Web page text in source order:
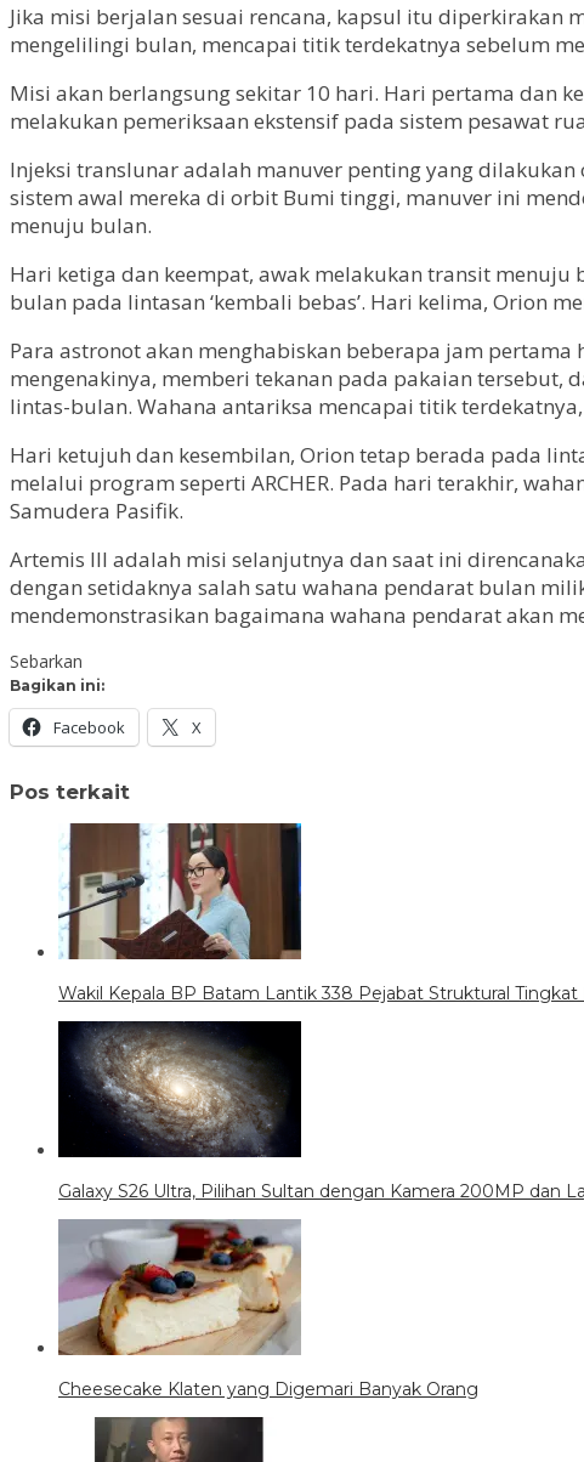
Jika misi berjalan sesuai rencana, kapsul itu diperkirakan
mengelilingi bulan, mencapai titik terdekatnya sebelum
Misi akan berlangsung sekitar 10 hari. Hari pertama dan
melakukan pemeriksaan ekstensif pada sistem pesawat
Injeksi translunar adalah manuver penting yang
sistem awal mereka di orbit Bumi tinggi, manuver ini
menuju bulan.
Hari ketiga dan keempat, awak melakukan transit
bulan pada lintasan ‘kembali bebas’. Hari kelima, Orion
Para astronot akan menghabiskan beberapa jam
mengenakinya, memberi tekanan pada pakaian tersebut,
lintas-bulan. Wahana antariksa mencapai titik
Hari ketujuh dan kesembilan, Orion tetap berada pada
melalui program seperti ARCHER. Pada hari terakhir,
Samudera Pasifik.
Artemis III adalah misi selanjutnya dan saat ini
dengan setidaknya salah satu wahana pendarat bulan
mendemonstrasikan bagaimana wahana pendarat akan
Sebarkan
Bagikan ini:
Facebook X
Pos terkait
Wakil Kepala BP Batam Lantik 338 Pejabat Struktural
Galaxy S26 Ultra, Pilihan Sultan dengan Kamera 200MP dan
Cheesecake Klaten yang Digemari Banyak Orang